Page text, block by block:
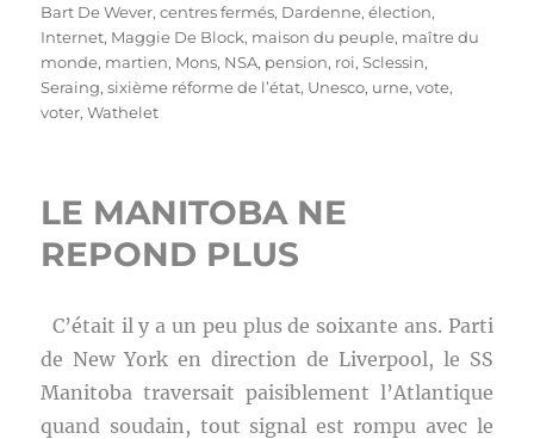
le
Bart De Wever,centres fermés, Dardenne,élection,
Internet, Maggie De Block, maison du peuple, maître du
monde, martien, Mons, NSA, pension, roi,Sclessin,
Seraing,sixième réforme de l’état, Unesco, urne,vote,
voter,Wathelet
LE MANITOBA NE
REPOND PLUS
C’était il y a un peu plus de soixante ans. Parti
de New York en direction de Liverpool, le SS
Manitoba traversait paisiblement l’Atlantique
quand soudain, tout signal est rompu avec le